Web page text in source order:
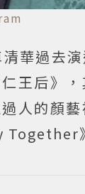
華過去
王后》
人的顏